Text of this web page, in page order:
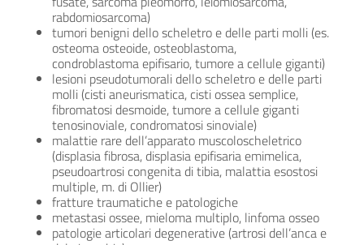
rabdomiosarcoma)
tumori benigni dello scheletro e delle parti molli (es.
osteoma osteoide, osteoblastoma,
condroblastoma epifisario, tumore a cellule giganti)
lesioni pseudotumorali dello scheletro e delle parti
molli (cisti aneurismatica, cisti ossea semplice,
fibromatosi desmoide, tumore a cellule giganti
tenosinoviale, condromatosi sinoviale)
malattie rare dell’apparato muscoloscheletrico
(displasia fibrosa, displasia epifisaria emimelica,
pseudoartrosi congenita di tibia, malattia esostosi
multiple, m. di Ollier)
fratture traumatiche e patologiche
metastasi ossee, mieloma multiplo, linfoma osseo
patologie articolari degenerative (artrosi dell’anca e